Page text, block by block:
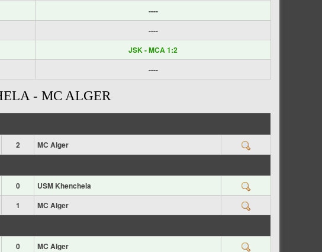
----
----
JSK - MCA 1:2
----
- MC ALGER
2 MC Alger
0
USM Khenchela
1 MC Alger
0
MC Alger